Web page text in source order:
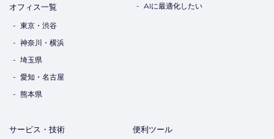
オフィス一覧
東京・渋谷
神奈川・横浜
埼玉県
愛知・名古屋
熊本県
AIに最適化したい
サービス・技術 便利ツール